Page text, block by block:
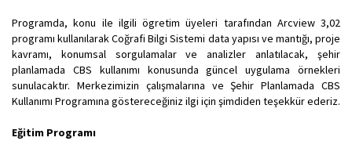
Programda, konu ile ilgili ögretim üyeleri tarafından Arcview 3,02
programı kullanılarak Coğrafi Bilgi Sistemi data yapısı ve mantığı, proje
kavramı, konumsal sorgulamalar ve analizler anlatılacak, şehir
planlamada CBS kullanımı konusunda güncel uygulama örnekleri
sunulacaktır. Merkezimizin çalışmalarına ve Şehir Planlamada CBS
Kullanımı Programına göstereceğiniz ilgi için şimdiden teşekkür ederiz.
Eğitim Programı